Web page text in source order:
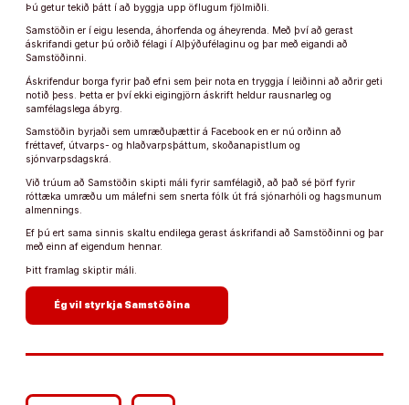
Þú getur tekið þátt í að byggja upp öflugum fjölmiðli.
Samstöðin er í eigu lesenda, áhorfenda og áheyrenda. Með því að gerast
áskrifandi getur þú orðið félagi í Alþýðufélaginu og þar með eigandi að
Samstöðinni.
Áskrifendur borga fyrir það efni sem þeir nota en tryggja í leiðinni að aðrir geti
notið þess. Þetta er því ekki eigingjörn áskrift heldur rausnarleg og
samfélagslega ábyrg.
Samstöðin byrjaði sem umræðuþættir á Facebook en er nú orðinn að
fréttavef, útvarps- og hlaðvarpsþáttum, skoðanapistlum og
sjónvarpsdagskrá.
Við trúum að Samstöðin skipti máli fyrir samfélagið, að það sé þörf fyrir
róttæka umræðu um málefni sem snerta fólk út frá sjónarhóli og hagsmunum
almennings.
Ef þú ert sama sinnis skaltu endilega gerast áskrifandi að Samstöðinni og þar
með einn af eigendum hennar.
Þitt framlag skiptir máli.
Ég vil styrkja Samstöðina